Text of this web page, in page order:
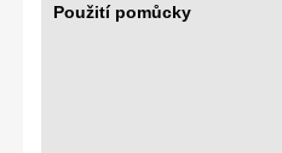
Použití pomůcky